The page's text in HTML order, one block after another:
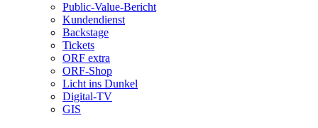
Public-Value-Bericht
Kundendienst
Backstage
Tickets
ORFextra
ORF-Shop
LichtinsDunkel
Digital-TV
GIS